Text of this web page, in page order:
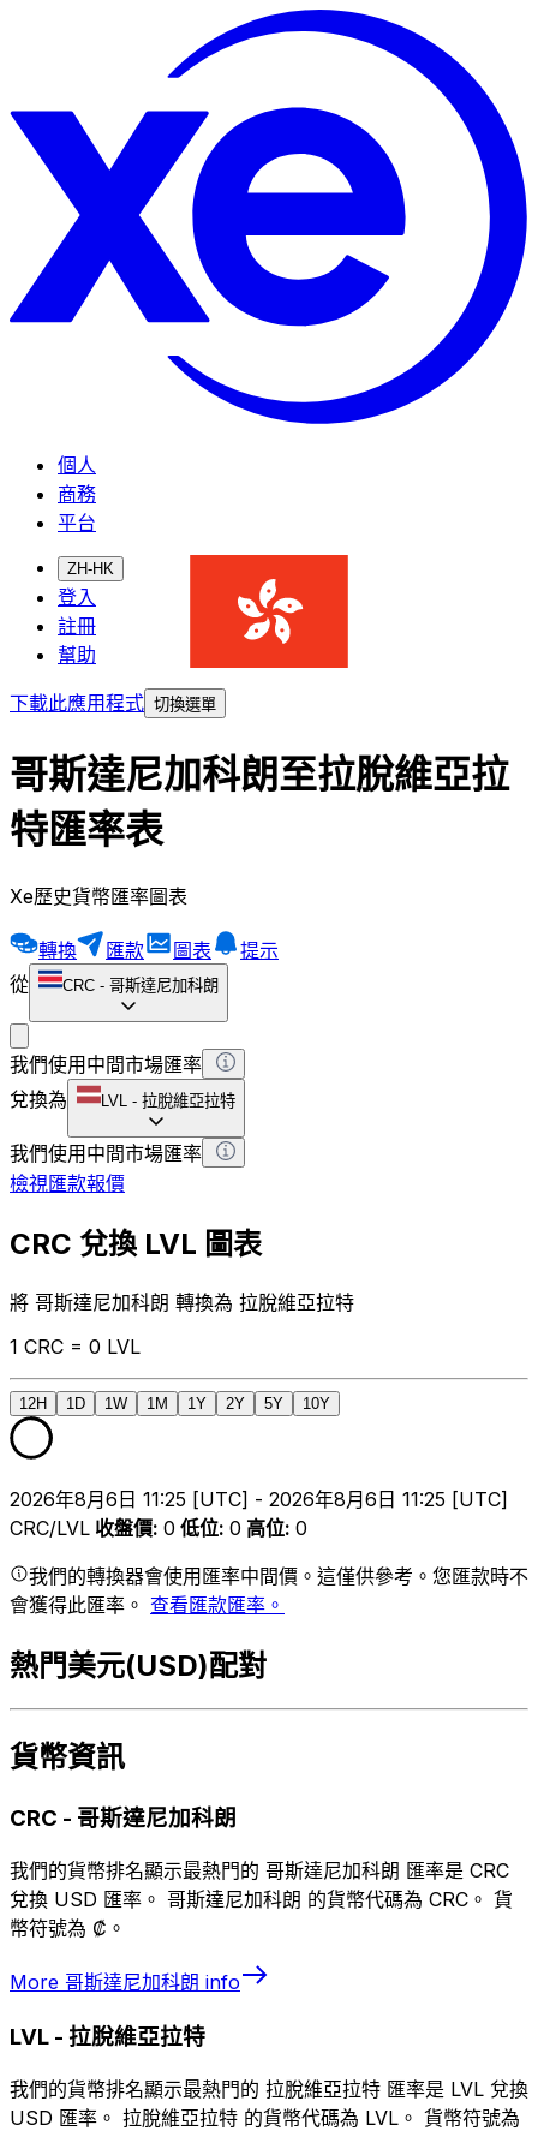
個人
商務
平台
ZH-HK
登入
註冊
幫助
下載此應用程式 切換選單
哥斯達尼加科朗至拉脫維亞拉
特匯率表
Xe歷史貨幣匯率圖表
轉換 匯款 圖表
提示
從
CRC - 哥斯達尼加科朗
我們使用中間市場匯率
兌換為
LVL - 拉脫維亞拉特
我們使用中間市場匯率
檢視匯款報價
CRC 兌換 LVL 圖表
將 哥斯達尼加科朗 轉換為 拉脫維亞拉特
1 CRC = 0 LVL
12H 1D 1W 1M 1Y 2Y 5Y 10Y
2026年8月6日 11:25 [UTC] - 2026年8月6日 11:25 [UTC]
CRC/LVL 收盤價: 0 低位: 0 高位: 0
我們的轉換器會使用匯率中間價。這僅供參考。您匯款時不
會獲得此匯率。 查看匯款匯率。
熱門美元(USD)配對
貨幣資訊
CRC - 哥斯達尼加科朗
我們的貨幣排名顯示最熱門的 哥斯達尼加科朗 匯率是 CRC
兌換 USD 匯率。 哥斯達尼加科朗 的貨幣代碼為 CRC。 貨
幣符號為 ₡。
More 哥斯達尼加科朗 info
LVL - 拉脫維亞拉特
我們的貨幣排名顯示最熱門的 拉脫維亞拉特 匯率是 LVL 兌換
USD 匯率。 拉脫維亞拉特 的貨幣代碼為 LVL。 貨幣符號為